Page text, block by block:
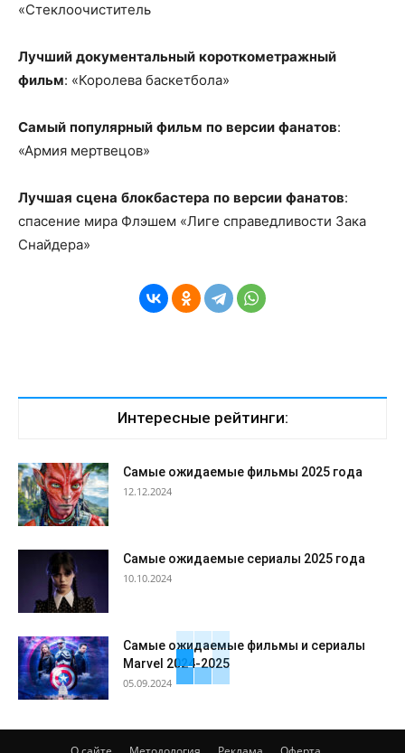
«Стеклоочиститель
Лучший документальный короткометражный
фильм: «Королева баскетбола»
Самый популярный фильм по версии фанатов:
«Армия мертвецов»
Лучшая сцена блокбастера по версии фанатов:
спасение мира Флэшем «Лиге справедливости Зака
Снайдера»
Интересные рейтинги:
Самые ожидаемые фильмы 2025 года
12.12.2024
Самые ожидаемые сериалы 2025 года
10.10.2024
Самые ожидаемые фильмы и сериалы
Marvel 2024-2025
05.09.2024